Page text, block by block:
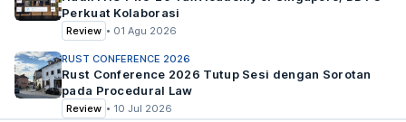
Perkuat Kolaborasi
Review • 01 Agu 2026
RUST CONFERENCE 2026
Rust Conference 2026 Tutup Sesi dengan Sorotan
pada Procedural Law
Review • 10 Jul 2026